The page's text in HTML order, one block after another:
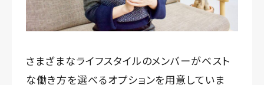
さまざまなライフスタイルのメンバーがベスト
な働き方を選べるオプションを用意していま